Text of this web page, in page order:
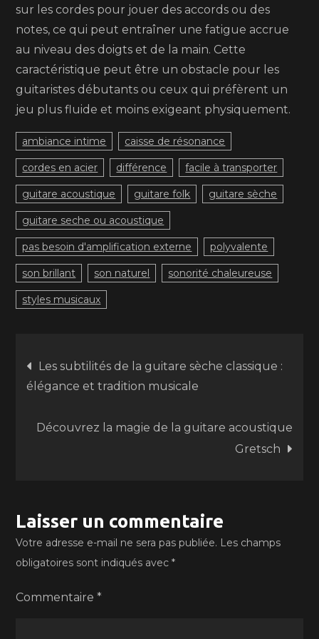
sur les cordes pour jouer des accords ou des
notes, ce qui peut entraîner une fatigue accrue
au niveau des doigts et de la main. Cette
caractéristique peut être un obstacle pour les
guitaristes débutants ou ceux qui préfèrent un
jeu plus fluide et moins exigeant physiquement.
ambiance intime caisse de résonance
cordes en acier différence facile à transporter
guitare acoustique guitare folk guitare sèche
guitare seche ou acoustique
pas besoin d'amplification externe polyvalente
son brillant son naturel sonorité chaleureuse
styles musicaux
Navigation
de
l’article
Les subtilités de la guitare sèche classique :
élégance et tradition musicale
Découvrez la magie de la guitare acoustique
Gretsch
Laisser un commentaire
Votre adresse e-mail ne sera pas publiée. Les champs
obligatoires sont indiqués avec*
Commentaire*